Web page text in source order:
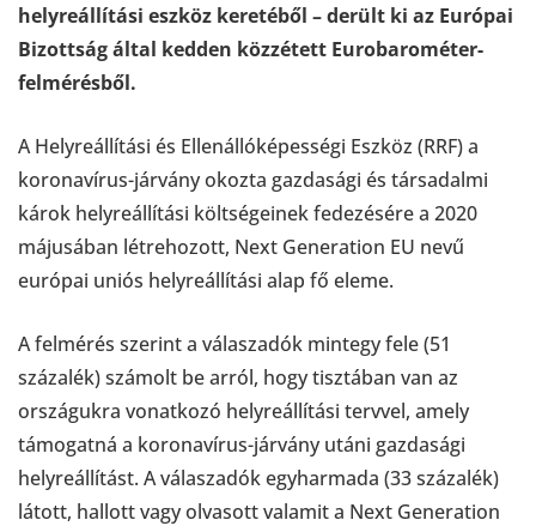
helyreállítási eszköz keretéből – derült ki az Európai
Bizottság által kedden közzétett Eurobarométer-
felmérésből.
A Helyreállítási és Ellenállóképességi Eszköz (RRF) a
koronavírus-járvány okozta gazdasági és társadalmi
károk helyreállítási költségeinek fedezésére a 2020
májusában létrehozott, Next Generation EU nevű
európai uniós helyreállítási alap fő eleme.
A felmérés szerint a válaszadók mintegy fele (51
százalék) számolt be arról, hogy tisztában van az
országukra vonatkozó helyreállítási tervvel, amely
támogatná a koronavírus-járvány utáni gazdasági
helyreállítást. A válaszadók egyharmada (33 százalék)
látott, hallott vagy olvasott valamit a Next Generation